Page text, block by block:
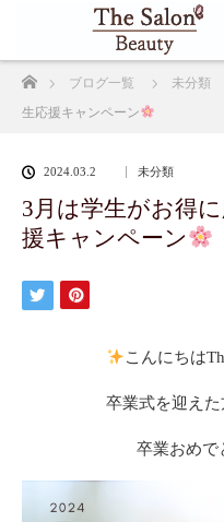
ホームブログ一覧 未分類
生応援キャンペーン
2024.03.2 未分類
3月は学生がお得
援キャンペーン
こんにちは
卒業式を迎え
卒業おめで